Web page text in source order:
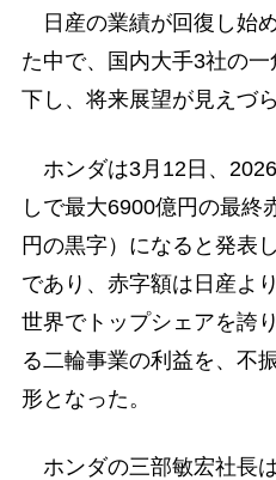
日産の業績が回復し始
た中で、国内大手3社の
下し、将来展望が見えづ
ホンダは3月12日、
しで最大6900億円の最終
円の黒字）になると発表
であり、赤字額は日産よ
世界でトップシェアを誇
る二輪事業の利益を、不
形となった。
ホンダの三部敏宏社長